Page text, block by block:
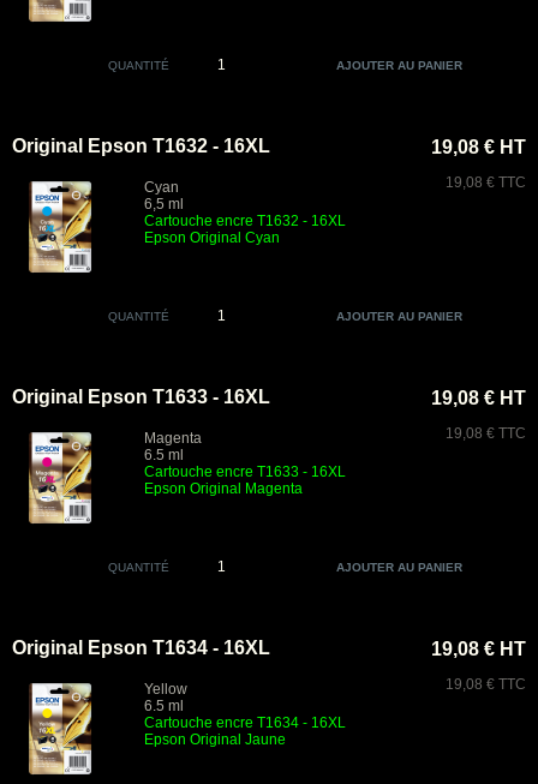
QUANTITÉ
Original Epson T1632 - 16XL
Cyan
6,5 ml
Cartouche encre T1632 - 16XL
Epson Original Cyan
19,08 € HT
19,08 € TTC
QUANTITÉ
Original Epson T1633 - 16XL
Magenta
6.5 ml
Cartouche encre T1633 - 16XL
Epson Original Magenta
19,08 € HT
19,08 € TTC
QUANTITÉ
Original Epson T1634 - 16XL
Yellow
6.5 ml
Cartouche encre T1634 - 16XL
Epson Original Jaune
19,08 € HT
19,08 € TTC